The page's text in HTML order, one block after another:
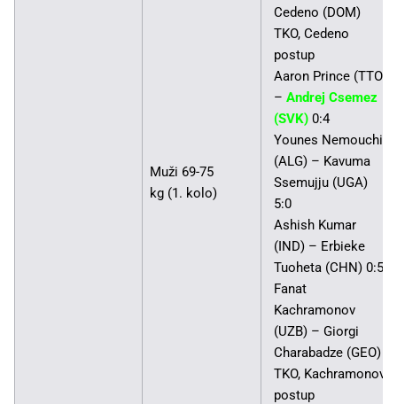
Muži 69-75
kg (1. kolo)
Cedeno (DOM)
TKO, Cedeno
postup
Aaron Prince (TTO)
– Andrej Csemez
(SVK) 0:4
Younes Nemouchi
(ALG) – Kavuma
Ssemujju (UGA)
5:0
Ashish Kumar
(IND) – Erbieke
Tuoheta (CHN) 0:5
Fanat
Kachramonov
(UZB) – Giorgi
Charabadze (GEO)
TKO, Kachramonov
postup